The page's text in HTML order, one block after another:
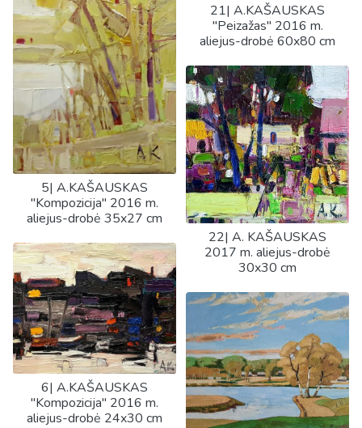
5| A.KAŠAUSKAS
"Kompozicija" 2016 m.
aliejus-drobė 35x27 cm
6| A.KAŠAUSKAS
"Kompozicija" 2016 m.
aliejus-drobė 24x30 cm
21| A.KAŠAUSKAS
"Peizažas" 2016 m.
aliejus-drobė 60x80 cm
22| A. KAŠAUSKAS
2017 m. aliejus-drobė
30x30 cm